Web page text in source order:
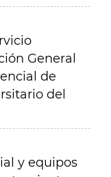
General
de
del
y equipos